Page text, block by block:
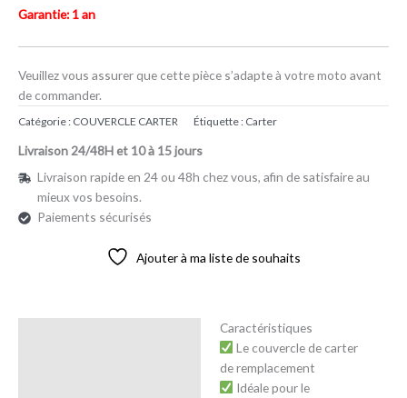
Garantie: 1 an
Veuillez vous assurer que cette pièce s’adapte à votre moto avant
de commander.
Catégorie : COUVERCLE CARTER Étiquette : Carter
Livraison 24/48H et 10 à 15 jours
Livraison rapide en 24 ou 48h chez vous, afin de satisfaire au
mieux vos besoins.
Paiements sécurisés
Ajouter à ma liste de souhaits
Caractéristiques
Le couvercle de carter
de remplacement
Idéale pour le